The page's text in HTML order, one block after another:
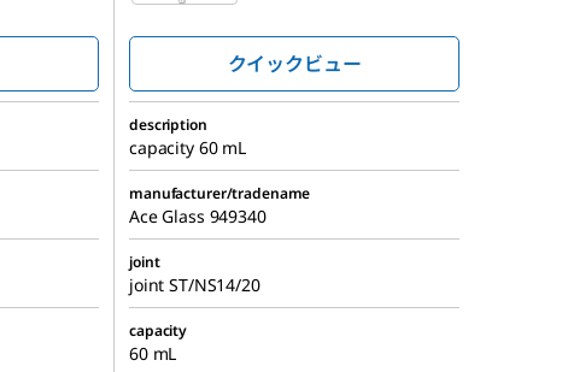
クイックビュー
description
capacity 60 mL
manufacturer/tradename
Ace Glass 949340
joint
joint ST/NS14/20
capacity
60 mL